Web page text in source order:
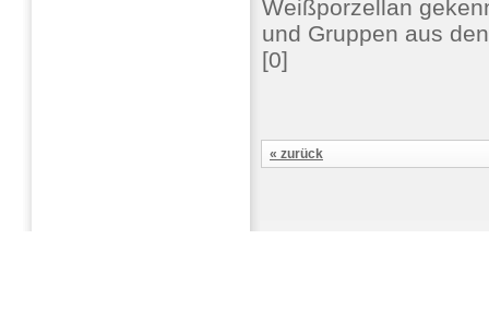
Weißporzellan
und Gruppen aus
[0]
« zurück